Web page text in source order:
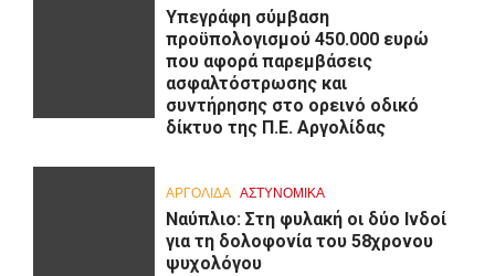
Υπεγράφη σύμβαση
προϋπολογισμού 450.000 ευρώ
που αφορά παρεμβάσεις
ασφαλτόστρωσης και
συντήρησης στο ορεινό οδικό
δίκτυο της Π.Ε. Αργολίδας
ΑΡΓΟΛΙΔΑ ΑΣΤΥΝΟΜΙΚΑ
Ναύπλιο: Στη φυλακή οι δύο Ινδοί
για τη δολοφονία του 58χρονου
ψυχολόγου